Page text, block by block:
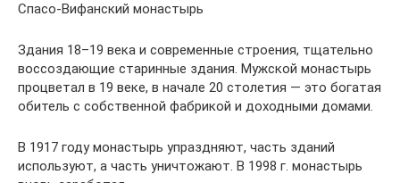
Спасо-Вифанский монастырь
Здания 18–19 века и современные строения, тщательно
воссоздающие старинные здания. Мужской монастырь
процветал в 19 веке, в начале 20 столетия — это богатая
обитель с собственной фабрикой и доходными домами.
В 1917 году монастырь упраздняют, часть зданий
используют, а часть уничтожают. В 1998 г. монастырь